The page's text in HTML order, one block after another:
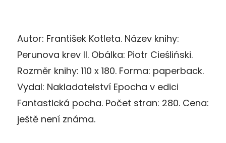
Autor: František Kotleta. Název knihy:
Perunova krev II. Obálka: Piotr Cieśliński.
Rozměr knihy: 110 x 180. Forma: paperback.
Vydal: Nakladatelství Epocha v edici
Fantastická pocha. Počet stran: 280. Cena:
ještě není známa.